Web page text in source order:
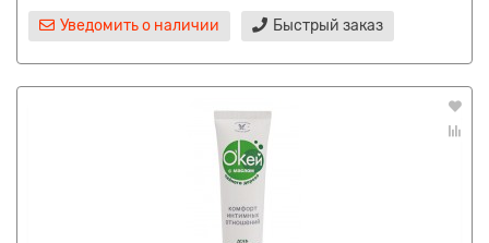
Уведомить о наличии Быстрый заказ